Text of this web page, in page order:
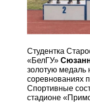
АБИТУРИЕНТУ
ЭЛЕКТРОННАЯ
Студентка
«БелГУ»
золотую медаль
соревнованиях
Спортивные
стадионе